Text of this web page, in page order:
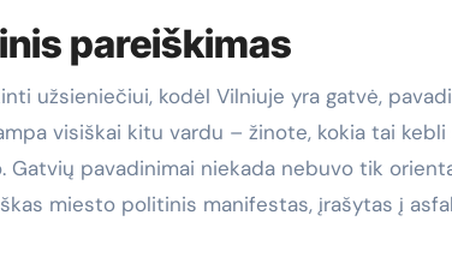
pareiškimas
visiškai kitu vardu – žinote, kokia tai
Gatvių pavadinimai niekada nebuvo tik
miesto politinis manifestas, įrašytas į